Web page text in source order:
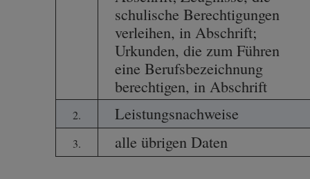
schulische Berechtigungen
verleihen, in Abschrift;
Urkunden, die zum Führen
eine Berufsbezeichnung
berechtigen, in Abschrift
2. Leistungsnachweise
3. alle übrigen Daten